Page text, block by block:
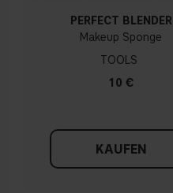
PERFECT BLENDER
Makeup Sponge
TOOLS
10 €
KAUFEN